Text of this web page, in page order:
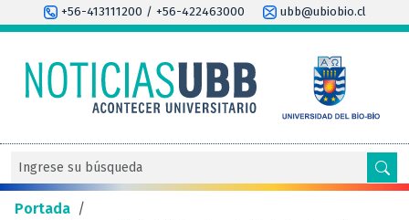
+56-413111200 / +56-422463000 ubb@ubiobio.cl
Portada /